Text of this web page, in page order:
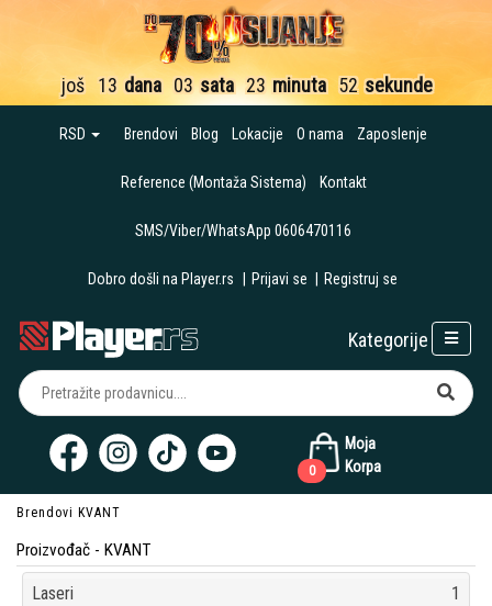
još 13 dana 03 sata 23 minuta 51 sekund
RSD Brendovi Blog Lokacije O nama Zaposlenje
Reference (Montaža Sistema) Kontakt
SMS/Viber/WhatsApp 0606470116
Dobro došli na Player.rs Prijavi se Registruj se
Moja
Korpa
0
Kategorije
Brendovi KVANT
Proizvođač - KVANT
Laseri 1